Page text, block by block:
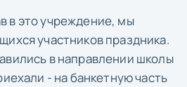
в это учреждение, мы
участников праздника.
в направлении школы
- на банкетную часть